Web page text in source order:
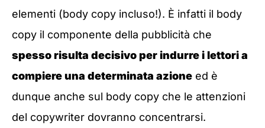
elementi (body copy incluso!). È infatti il body
copy il componente della pubblicità che
spesso risulta decisivo per indurre i lettori a
compiere una determinata azione ed è
dunque anche sul body copy che le attenzioni
del copywriter dovranno concentrarsi.